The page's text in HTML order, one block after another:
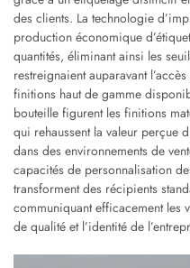
des clients. La technologie
production économique
quantités, éliminant ainsi les
restreignaient auparavant
finitions haut de gamme
bouteille figurent les finitions
qui rehaussent la valeur perçue
dans des environnements de
capacités de personnalisation
transforment des récipients
communiquant efficacement les
de qualité et l’identité de